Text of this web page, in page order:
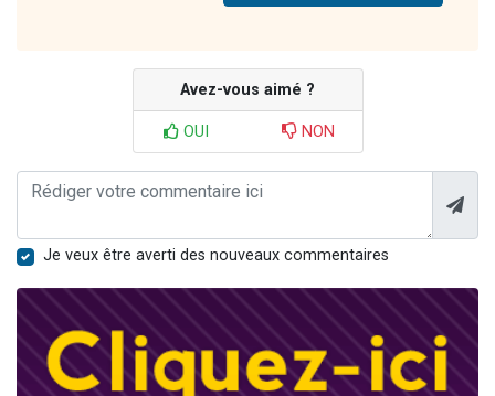
Avez-vous aimé ?
OUI NON
Je veux être averti des nouveaux commentaires